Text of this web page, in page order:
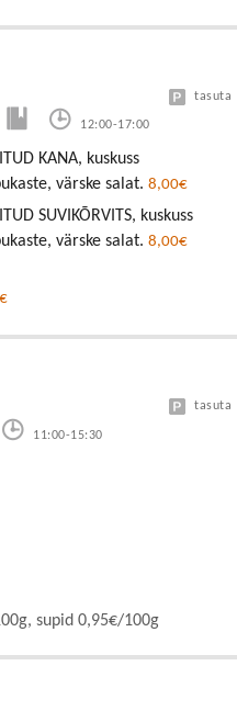
12:00-17:00
tasuta
KANA, kuskuss
värske salat. 8,00€
SUVIKÕRVITS, kuskuss
värske salat. 8,00€
11:00-15:30
tasuta
supid 0,95€/100g